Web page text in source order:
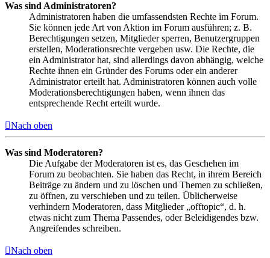
Was sind Administratoren?
Administratoren haben die umfassendsten Rechte im Forum.
Sie können jede Art von Aktion im Forum ausführen; z. B.
Berechtigungen setzen, Mitglieder sperren, Benutzergruppen
erstellen, Moderationsrechte vergeben usw. Die Rechte, die
ein Administrator hat, sind allerdings davon abhängig, welche
Rechte ihnen ein Gründer des Forums oder ein anderer
Administrator erteilt hat. Administratoren können auch volle
Moderationsberechtigungen haben, wenn ihnen das
entsprechende Recht erteilt wurde.
Nach oben
Was sind Moderatoren?
Die Aufgabe der Moderatoren ist es, das Geschehen im
Forum zu beobachten. Sie haben das Recht, in ihrem Bereich
Beiträge zu ändern und zu löschen und Themen zu schließen,
zu öffnen, zu verschieben und zu teilen. Üblicherweise
verhindern Moderatoren, dass Mitglieder „offtopic“, d. h.
etwas nicht zum Thema Passendes, oder Beleidigendes bzw.
Angreifendes schreiben.
Nach oben